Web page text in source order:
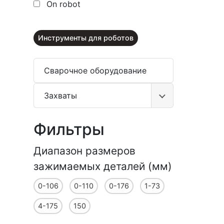
On robot
Инструменты для роботов
Сварочное оборудование
Захваты
Фильтры
Диапазон размеров
зажимаемых деталей (мм)
0-106 0-110 0-176 1-73
4-175 150